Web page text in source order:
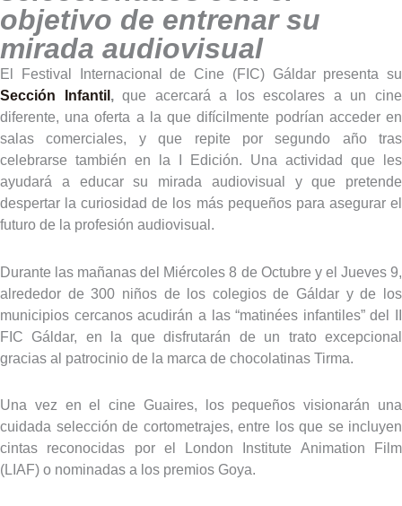
objetivo de entrenar su
mirada audiovisual
El Festival Internacional de Cine (FIC) Gáldar presenta su
Sección Infantil,que acercará a los escolares a un cine
diferente, una oferta a la que difícilmente podrían acceder en
salas comerciales, y que repite por segundo año tras
celebrarse también en la I Edición. Una actividad que les
ayudará a educar su mirada audiovisual y que pretende
despertar la curiosidad de los más pequeños para asegurar el
futuro de la profesión audiovisual.
Durante las mañanas del Miércoles 8 de Octubre y el Jueves 9,
alrededor de 300 niños de los colegios de Gáldar y de los
municipios cercanos acudirán a las “matinées infantiles” del II
FIC Gáldar, en la que disfrutarán de un trato excepcional
gracias al patrocinio de la marca de chocolatinas Tirma.
Una vez en el cine Guaires, los pequeños visionarán una
cuidada selección de cortometrajes, entre los que se incluyen
cintas reconocidas por el London Institute Animation Film
(LIAF) o nominadas a los premios Goya.